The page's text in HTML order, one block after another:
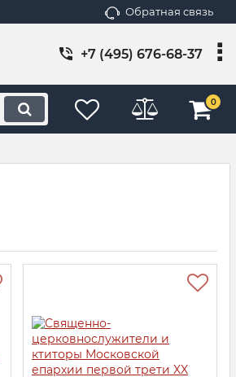
Обратная связь
+7 (495) 676-68-37
0